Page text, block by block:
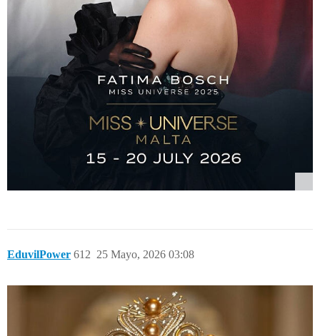
EduvilPower 25 Mayo, 2026 03:08
612